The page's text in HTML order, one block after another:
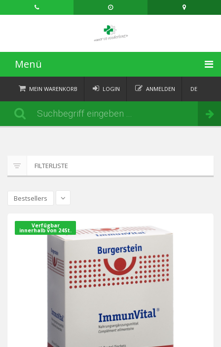
Menü
STARTSEITE
KATEGORIEN
KONTAKT
MEIN WARENKORB
Bestellen
LOGIN ANMELDEN DE
FILTERLISTE
Bestsellers
Verfügbar
innerhalb von 24St.